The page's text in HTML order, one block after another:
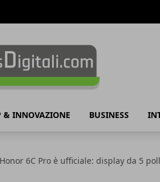
& INNOVAZIONE BUSINESS
Honor 6C Pro è ufficiale: display da 5